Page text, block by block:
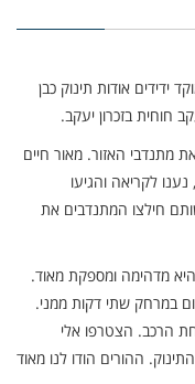
קריאה במוקד ידידים אודות תינוק כבן
חוחית בזכרון יעקב.
מתנדבי האזור. מאור חיים
לקריאה והגיעו
חילצו המתנדבים את
מדהימה ומספקת מאוד.
במרחק שתי דקות ממני.
הרכב. הצטרפו אלי
ההורים הודו לנו מאוד